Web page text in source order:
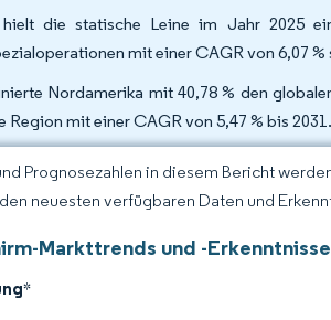
hielt die statische Leine im Jahr 2025
mit einer CAGR von 6,07 %
Nordamerika mit 40,78 % den
Region mit einer CAGR von 5,47 % bis 2031.
Prognosezahlen in diesem Bericht
neuesten verfügbaren Daten und
Markttrends und -Erkenntnisse
*